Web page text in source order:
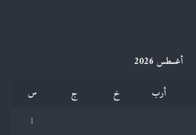
أغسطس 2026
أرب خ ج
س
1